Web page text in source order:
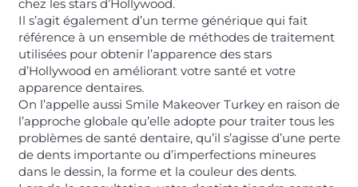
chez les stars d’Hollywood.
Il s’agit également d’un terme générique qui fait
référence à un ensemble de méthodes de traitement
utilisées pour obtenir l’apparence des stars
d’Hollywood en améliorant votre santé et votre
apparence dentaires.
On l’appelle aussi Smile Makeover Turkey en raison de
l’approche globale qu’elle adopte pour traiter tous les
problèmes de santé dentaire, qu’il s’agisse d’une perte
de dents importante ou d’imperfections mineures
dans le dessin, la forme et la couleur des dents.